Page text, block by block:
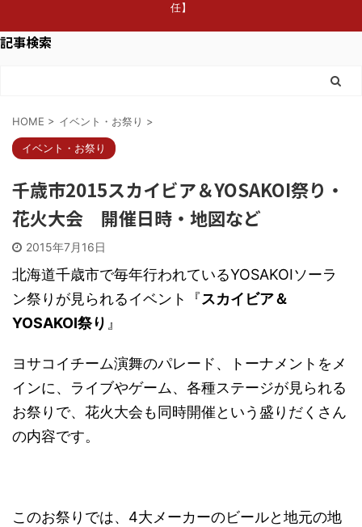
任】
記事検索
HOME > イベント・お祭り >
イベント・お祭り
千歳市2015スカイビア＆YOSAKOI祭り・
花火大会 開催日時・地図など
2015年7月16日
北海道千歳市で毎年行われているYOSAKOIソーラ
ン祭りが見られるイベント『スカイビア＆
YOSAKOI祭り 』
ヨサコイチーム演舞のパレード、トーナメントをメ
インに、ライブやゲーム、各種ステージが見られる
お祭りで、花火大会も同時開催という盛りだくさん
の内容です。
このお祭りでは、4大メーカーのビールと地元の地